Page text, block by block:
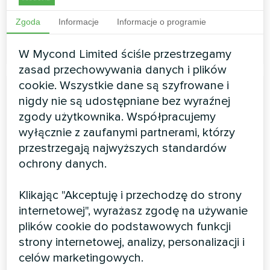
Klimakonwektor podłogowy
seria MCFF
Klimakonwektory MCFF są eleganckimi elementami
dekoracyjnymi, a jednocześnie urządzeniami grzewczo-
Zgoda Informacje Informacje o programie
W Mycond Limited ściśle przestrzegamy
zasad przechowywania danych i plików
cookie. Wszystkie dane są szyfrowane i
nigdy nie są udostępniane bez wyraźnej
zgody użytkownika. Współpracujemy
wyłącznie z zaufanymi partnerami, którzy
przestrzegają najwyższych standardów
ochrony danych.
Klikając "Akceptuję i przechodzę do strony
internetowej", wyrażasz zgodę na używanie
plików cookie do podstawowych funkcji
strony internetowej, analizy, personalizacji i
celów marketingowych.